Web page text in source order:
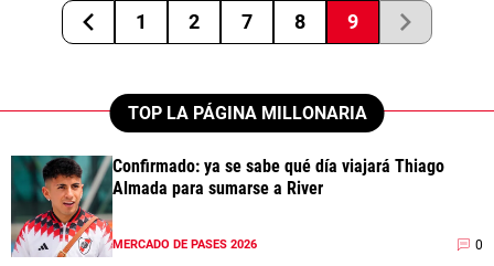
1 2 7 8 9
TOP LA PÁGINA MILLONARIA
Confirmado: ya se sabe qué día viajará Thiago
Almada para sumarse a River
MERCADO DE PASES 2026 0